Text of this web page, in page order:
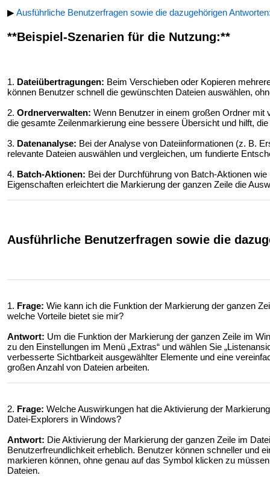
▶Ausführliche Benutzerfragen sowie die dazugehörigen
**Beispiel-Szenarien für die Nutzung:**
1. Dateiübertragungen: Beim Verschieben oder Kopieren
können Benutzer schnell die gewünschten Dateien auswählen,
2. Ordnerverwalten: Wenn Benutzer in einem großen Ordner mit
die gesamte Zeilenmarkierung eine bessere Übersicht und hilft,
3. Datenanalyse: Bei der Analyse von Dateiinformationen (z. B.
relevante Dateien auswählen und vergleichen, um fundierte
4. Batch-Aktionen: Bei der Durchführung von Batch-Aktionen
Eigenschaften erleichtert die Markierung der ganzen Zeile die
Ausführliche Benutzerfragen sowie die
1. Frage: Wie kann ich die Funktion der Markierung der ganzen
welche Vorteile bietet sie mir?
Antwort: Um die Funktion der Markierung der ganzen Zeile im
zu den Einstellungen im Menü „Extras“ und wählen Sie
verbesserte Sichtbarkeit ausgewählter Elemente und eine
großen Anzahl von Dateien arbeiten.
2. Frage: Welche Auswirkungen hat die Aktivierung der
Datei-Explorers in Windows?
Antwort: Die Aktivierung der Markierung der ganzen Zeile im
Benutzerfreundlichkeit erheblich. Benutzer können schneller und
markieren können, ohne genau auf das Symbol klicken zu
Dateien.